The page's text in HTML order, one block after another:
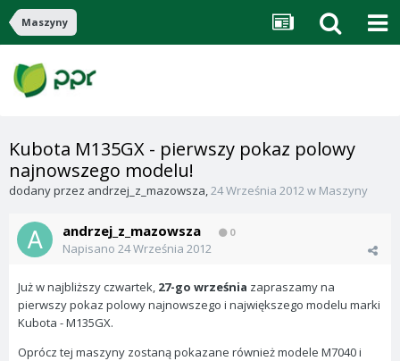
Maszyny
Kubota M135GX - pierwszy pokaz polowy
najnowszego modelu!
dodany przez andrzej_z_mazowsza,24 Września 2012w Maszyny
andrzej_z_mazowsza 0
Napisano 24 Września 2012
Już w najbliższy czwartek, 27-go września zapraszamy na
pierwszy pokaz polowy najnowszego i największego modelu marki
Kubota - M135GX.
Oprócz tej maszyny zostaną pokazane również modele M7040 i